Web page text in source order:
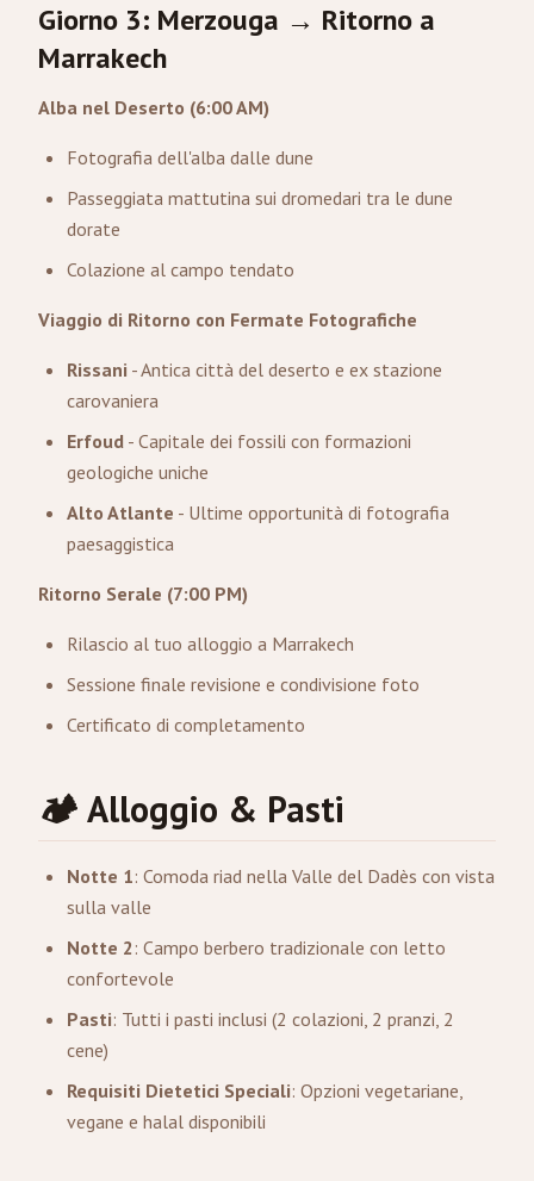
Giorno 3: Merzouga → Ritorno a
Marrakech
Alba nel Deserto (6:00 AM)
Fotografia dell'alba dalle dune
Passeggiata mattutina sui dromedari tra le dune
dorate
Colazione al campo tendato
Viaggio di Ritorno con Fermate Fotografiche
Rissani - Antica città del deserto e ex stazione
carovaniera
Erfoud - Capitale dei fossili con formazioni
geologiche uniche
Alto Atlante - Ultime opportunità di fotografia
paesaggistica
Ritorno Serale (7:00 PM)
Rilascio al tuo alloggio a Marrakech
Sessione finale revisione e condivisione foto
Certificato di completamento
🏕️ Alloggio & Pasti
Notte 1: Comoda riad nella Valle del Dadès con vista
sulla valle
Notte 2 : Campo berbero tradizionale con letto
confortevole
Pasti: Tutti i pasti inclusi (2 colazioni, 2 pranzi, 2
cene)
Requisiti Dietetici Speciali: Opzioni vegetariane,
vegane e halal disponibili